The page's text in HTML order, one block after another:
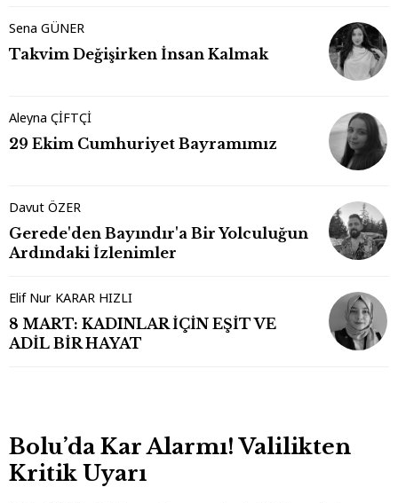
Sena GÜNER
Takvim Değişirken İnsan Kalmak
Aleyna ÇİFTÇİ
29 Ekim Cumhuriyet Bayramımız
Davut ÖZER
Gerede'den Bayındır'a Bir Yolculuğun
Ardındaki İzlenimler
Elif Nur KARAR HIZLI
8 MART: KADINLAR İÇİN EŞİT VE
ADİL BİR HAYAT
Bolu’da Kar Alarmı! Valilikten
Kritik Uyarı